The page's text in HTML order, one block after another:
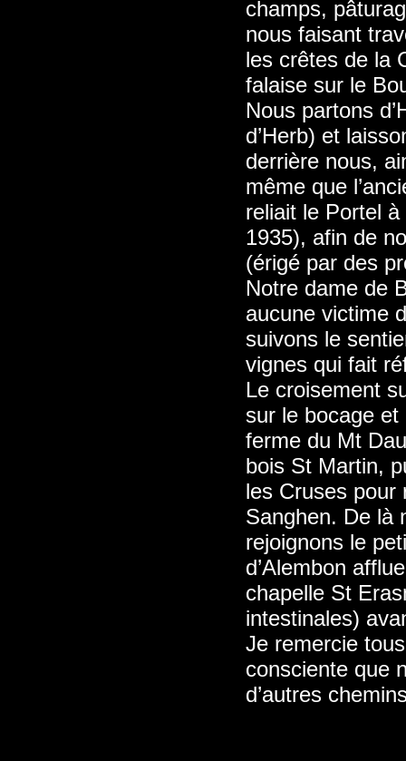
champs,
nous faisant
les crêtes de la
falaise sur le
Nous partons
d’Herb) et
derrière nous,
même que
reliait le Portel
1935), afin de
(érigé par des
Notre dame de
aucune victime
suivons le
vignes qui fait
Le croisement
sur le bocage
ferme du Mt
bois St Martin,
les Cruses pour
Sanghen. De là
rejoignons le
d’Alembon
chapelle St
intestinales)
Je remercie
consciente que
d’autres